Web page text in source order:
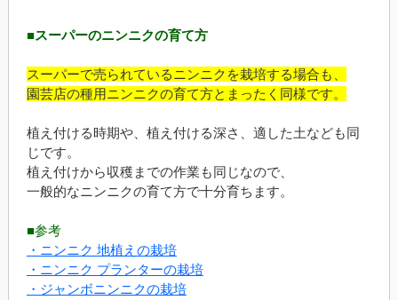
■スーパーのニンニクの育て方
スーパーで売られているニンニクを栽培する場合も、
園芸店の種用ニンニクの育て方とまったく同様です。
植え付ける時期や、植え付ける深さ、適した土なども同
じです。
植え付けから収穫までの作業も同じなので、
一般的なニンニクの育て方で十分育ちます。
■参考
・ニンニク 地植えの栽培
・ニンニク プランターの栽培
・ジャンボニンニクの栽培